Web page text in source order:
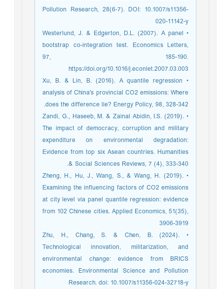
Pollution Research, 28(6-7). DOI: 10.1007/s11356-
020-11142-y
• Westerlund, J. & Edgerton, D.L. (2007). A panel
bootstrap co-integration test. Economics Letters,
97, 185-190.
https://doi.org/10.1016/j.econlet.2007.03.003
• Xu, B. & Lin, B. (2016). A quantile regression
analysis of China's provincial CO2 emissions: Where
does the difference lie? Energy Policy, 98, 328-342.
• Zandi, G., Haseeb, M. & Zainal Abidin, I.S. (2019).
The impact of democracy, corruption and military
expenditure on environmental degradation:
Evidence from top six Asean countries. Humanities
& Social Sciences Reviews, 7 (4), 333-340.
• Zheng, H., Hu, J., Wang, S., & Wang, H. (2019).
Examining the influencing factors of CO2 emissions
at city level via panel quantile regression: evidence
from 102 Chinese cities. Applied Economics, 51(35),
3906-3919
• Zhu, H., Chang, S. & Chen, B. (2024).
Technological innovation, militarization, and
environmental change: evidence from BRICS
economies. Environmental Science and Pollution
Research. doi: 10.1007/s11356-024-32718-y